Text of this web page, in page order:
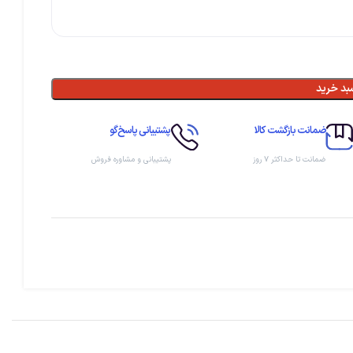
خرید
ضمانت بازگشت کالا
ضمانت تا حداکثر ۷ روز
پشتیبانی پاسخ‌گو
پشتیبانی و مشاوره فروش